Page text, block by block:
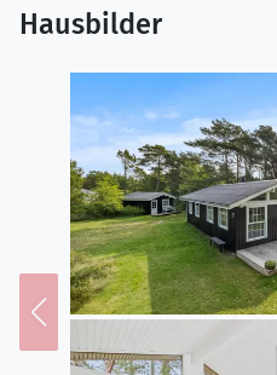
Hausbilder